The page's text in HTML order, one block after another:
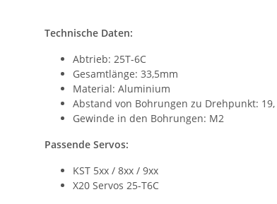
Technische Daten:
Abtrieb: 25T-6C
Gesamtlänge: 33,5mm
Material: Aluminium
Abstand von Bohrungen zu Drehpunkt: 19,
Gewinde in den Bohrungen: M2
Passende Servos:
KST 5xx / 8xx / 9xx
X20 Servos 25-T6C